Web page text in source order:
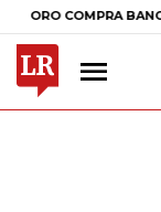
COMPRA BANCO DE LA